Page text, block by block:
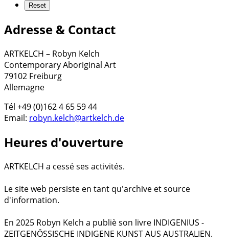
Adresse & Contact
ARTKELCH – Robyn Kelch
Contemporary Aboriginal Art
79102 Freiburg
Allemagne
Tél +49 (0)162 4 65 59 44
Email: robyn.kelch@artkelch.de
Heures d'ouverture
ARTKELCH a cessé ses activités.
Le site web persiste en tant qu'archive et source
d'information.
En 2025 Robyn Kelch a publiè son livre INDIGENIUS -
ZEITGENÖSSISCHE INDIGENE KUNST AUS AUSTRALIEN.